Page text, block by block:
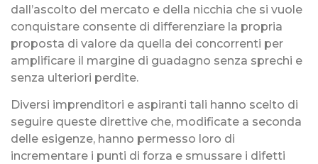
dall’ascolto del mercato e della nicchia che si vuole
conquistare consente di differenziare la propria
proposta di valore da quella dei concorrenti per
amplificare il margine di guadagno senza sprechi e
senza ulteriori perdite.
Diversi imprenditori e aspiranti tali hanno scelto di
seguire queste direttive che, modificate a seconda
delle esigenze, hanno permesso loro di
incrementare i punti di forza e smussare i difetti